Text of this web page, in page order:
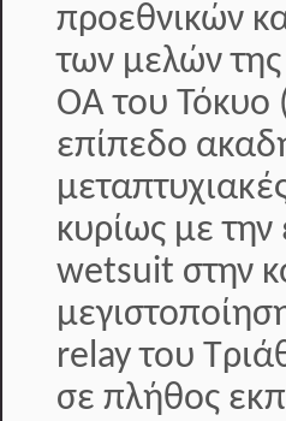
προεθνικών
των μελών
ΟΑ του Τόκυο
επίπεδο
κυρίως με
wetsuit στην
relay του
σε πλήθος